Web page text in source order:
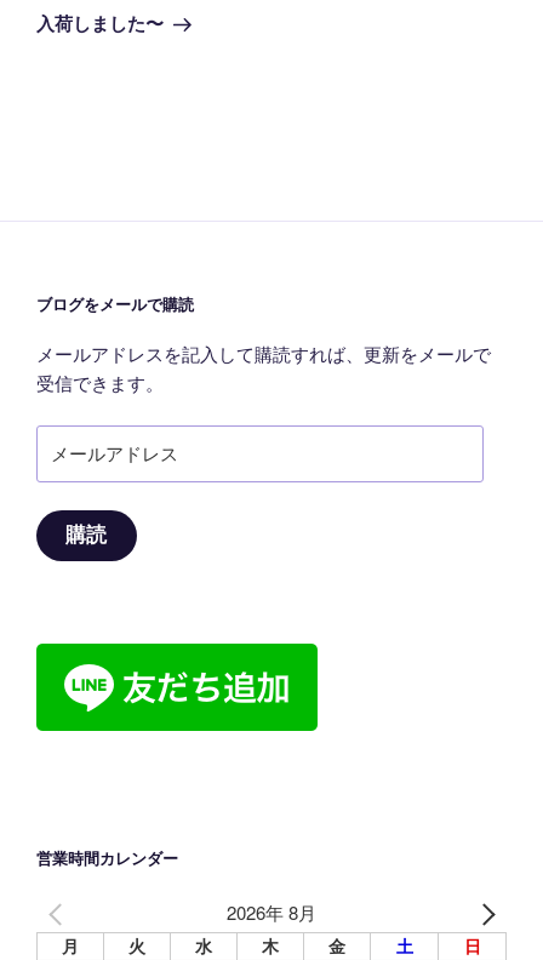
ゲ
の
入荷しました〜
ブログをメールで購読
メールアドレスを記入して購読すれば、更新をメールで
受信できます。
ー
ア
ド
購読
営業時間カレンダー
2026年 8月
月 火 水 木 金 土 日